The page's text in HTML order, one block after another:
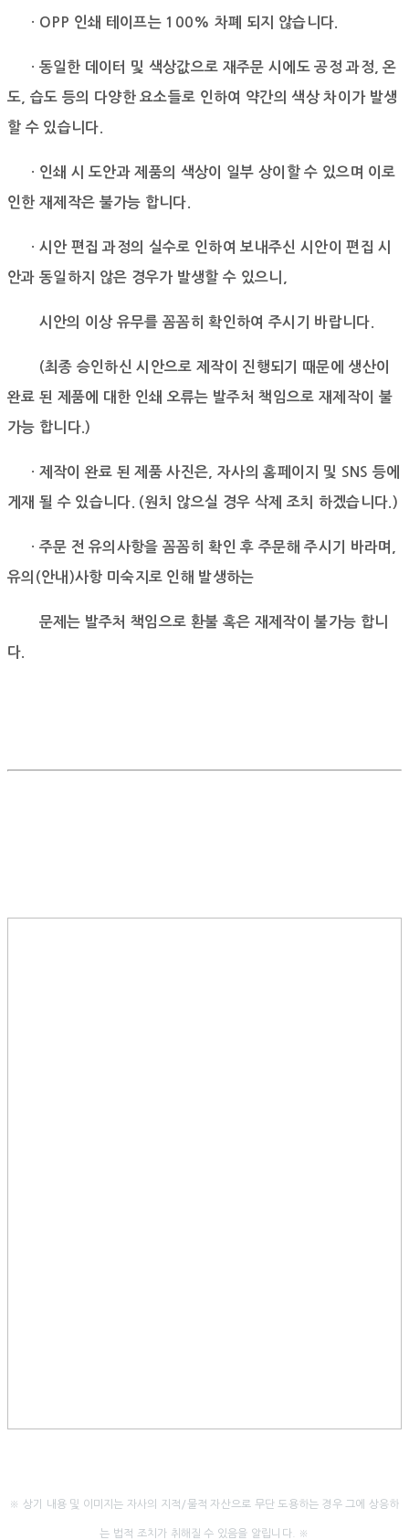
· OPP 인쇄 테이프는 100% 차폐 되지 않습니다.
· 동일한 데이터 및 색상값으로 재주문 시에도 공정 과정, 온
도, 습도 등의 다양한 요소들로 인하여 약간의 색상 차이가 발생
할 수 있습니다.
· 인쇄 시 도안과 제품의 색상이 일부 상이할 수 있으며 이로
인한 재제작은 불가능 합니다.
· 시안 편집 과정의 실수로 인하여 보내주신 시안이 편집 시
안과 동일하지 않은 경우가 발생할 수 있으니,
시안의 이상 유무를 꼼꼼히 확인하여 주시기 바랍니다.
(최종 승인하신 시안으로 제작이 진행되기 때문에 생산이
완료 된 제품에 대한 인쇄 오류는 발주처 책임으로 재제작이 불
가능 합니다.)
· 제작이 완료 된 제품 사진은, 자사의 홈페이지 및 SNS 등에
게재 될 수 있습니다. (원치 않으실 경우 삭제 조치 하겠습니다.)
· 주문 전 유의사항을 꼼꼼히 확인 후 주문해 주시기 바라며,
유의(안내)사항 미숙지로 인해 발생하는
문제는 발주처 책임으로 환불 혹은 재제작이 불가능 합니
다.
※ 상기 내용 및 이미지는 자사의 지적/물적 자산으로 무단 도용하는 경우 그에 상응하
는 법적 조치가 취해질 수 있음을 알립니다. ※